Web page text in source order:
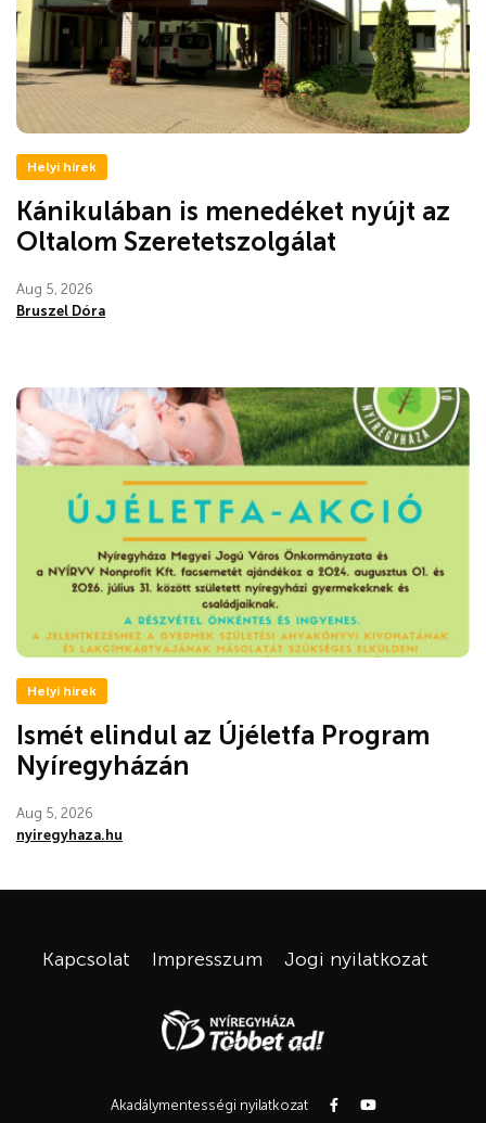
Helyi hírek
Kánikulában is menedéket nyújt az
Oltalom Szeretetszolgálat
Aug 5, 2026
Bruszel Dóra
Helyi hírek
Ismét elindul az Újéletfa Program
Nyíregyházán
Aug 5, 2026
nyiregyhaza.hu
Kapcsolat Impresszum Jogi nyilatkozat
Akadálymentességi nyilatkozat